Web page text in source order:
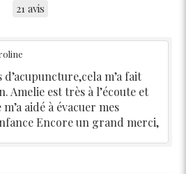
21 avis
d’acupuncture,cela m’a fait
Amelie est très à l’écoute et
aidé à évacuer mes
Encore un grand merci,